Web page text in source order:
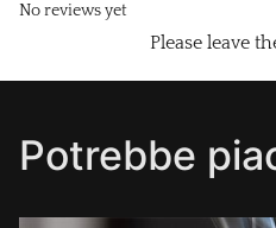
No reviews yet
Please leave
Potrebbe